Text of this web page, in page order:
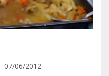
07/06/2012